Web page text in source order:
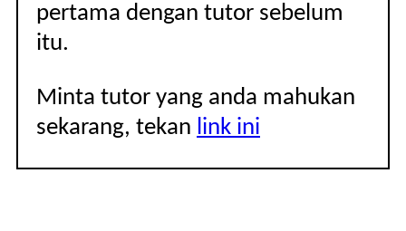
pertama dengan tutor sebelum
itu.
Minta tutor yang anda mahukan
sekarang, tekan link ini